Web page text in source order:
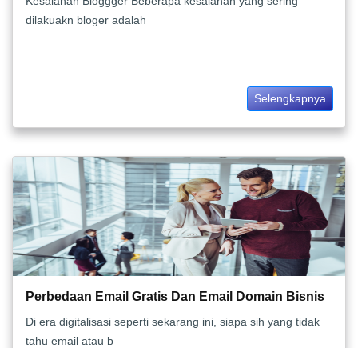
dilakuakn bloger adalah
Selengkapnya
Perbedaan Email Gratis Dan Email Domain Bisnis
Di era digitalisasi seperti sekarang ini, siapa sih yang tidak
tahu email atau b